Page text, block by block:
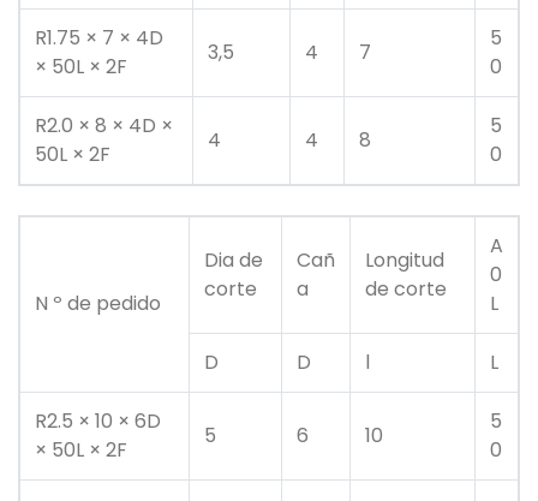
R1.75 × 7 × 4D
× 50L × 2F
3,5 4 7
5
0
R2.0 × 8 × 4D ×
50L × 2F
4 4 8
5
0
N º de pedido
Dia de
corte
Cañ
a
Longitud
de corte
A
0
L
D D l L
R2.5 × 10 × 6D
× 50L × 2F
5 6 10
5
0